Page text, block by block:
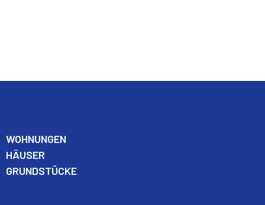
WOHNUNGEN
HÄUSER
GRUNDSTÜCKE